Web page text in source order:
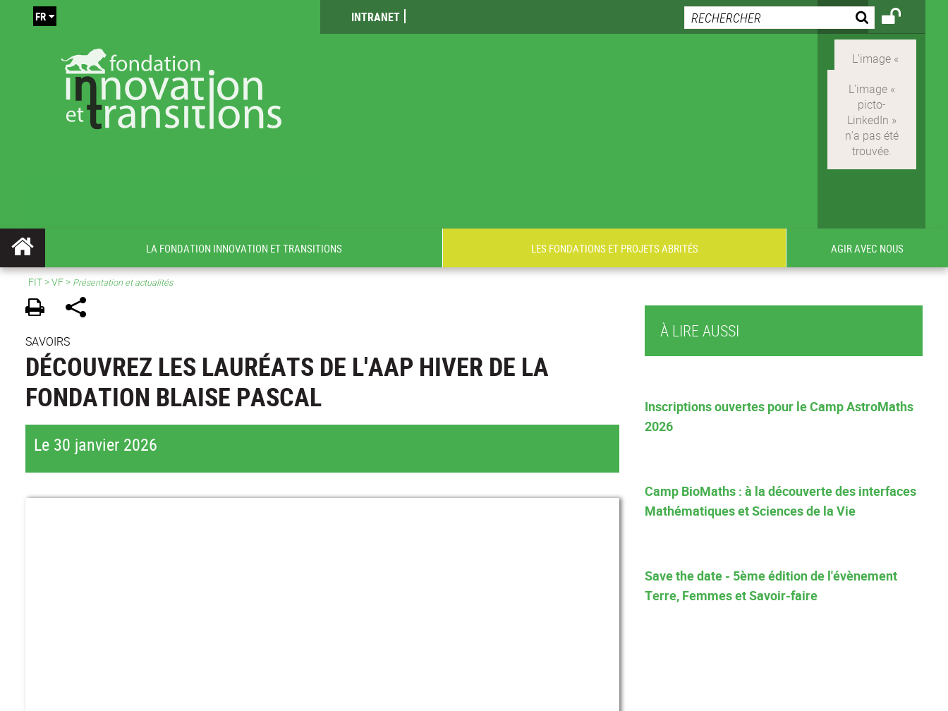
INTRANET
FR
LA FONDATION INNOVATION ET TRANSITIONS LES FONDATIONS ET PROJETS ABRITÉS AGIR AVEC NOUS
FIT>VF> Présentation et actualités
SAVOIRS
DÉCOUVREZ LES LAURÉATS DE L'AAP HIVER DE LA
FONDATION BLAISE PASCAL
Le 30 janvier 2026
À LIRE AUSSI
Inscriptions ouvertes pour le Camp AstroMaths
2026
Camp BioMaths : à la découverte des interfaces
Mathématiques et Sciences de la Vie
Save the date - 5ème édition de l'évènement
Terre, Femmes et Savoir-faire